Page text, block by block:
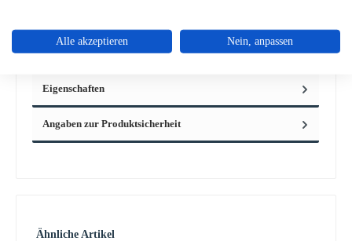
Koppe Gismo 5 Sichtscheibe Eckdaten: Kaminglas,
Kaminscheibe Maße…Mehr
Eigenschaften
Angaben zur Produktsicherheit
Produktgalerie überspringen
Ähnliche Artikel
Alle akzeptieren Nein, anpassen